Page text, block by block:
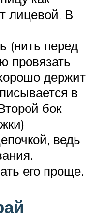
лицевой. В
(нить перед
провязать
держит
в
бок
ведь
его проще.